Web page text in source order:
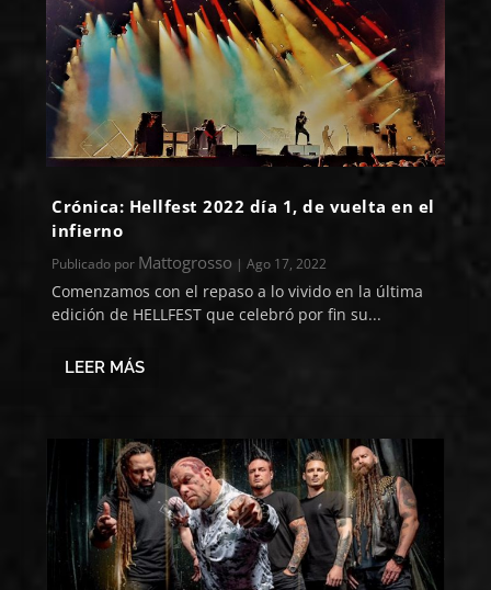
Crónica: Hellfest 2022 día 1, de vuelta en el
infierno
Publicado por Mattogrosso |Ago 17, 2022
Comenzamos con el repaso a lo vivido en la última
edición de HELLFEST que celebró por fin su...
LEER MÁS